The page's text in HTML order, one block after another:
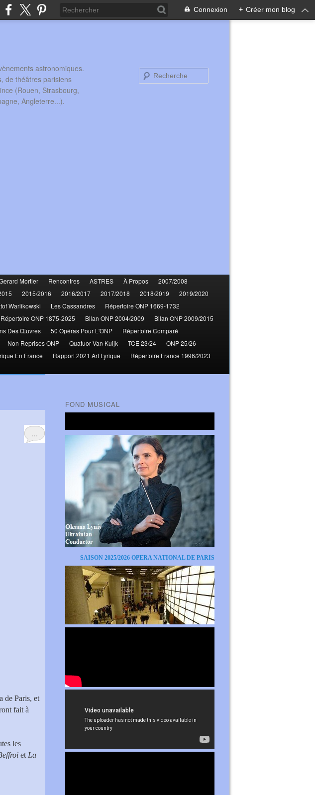
Connexion + Créer mon blog
astronomiques.
de théâtres parisiens
(Rouen, Strasbourg,
Angleterre...).
Mortier Rencontres ASTRES À Propos
2007/2008
2015/2016 2016/2017 2017/2018 2018/2019
2019/2020
Warlikowski Les Cassandres
Répertoire ONP 1669-1732
Répertoire ONP 1875-2025 Bilan ONP 2004/2009
Bilan ONP 2009/2015
Des Œuvres 50 Opéras Pour L'ONP
Répertoire Comparé
Non Reprises ONP Quatuor Van Kuijk TCE 23/24
ONP 25/26
En France Rapport 2021 Art Lyrique
Répertoire France 1996/2023
…
de Paris, et
fait à
les
et La
FOND MUSICAL
SAISON 2025/2026 OPERA NATIONAL DE PARIS